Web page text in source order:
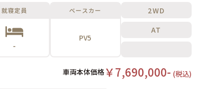
就寝定員
-
ベースカー
PV5
2WD
AT
車両本体価格￥7,690,000- (税込)